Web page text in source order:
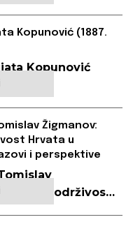
Kopunović
održivost